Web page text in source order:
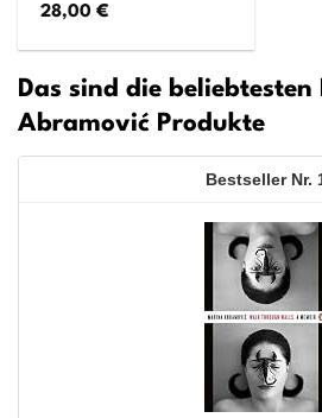
28,00€
Das sind die
Abramović Produkte